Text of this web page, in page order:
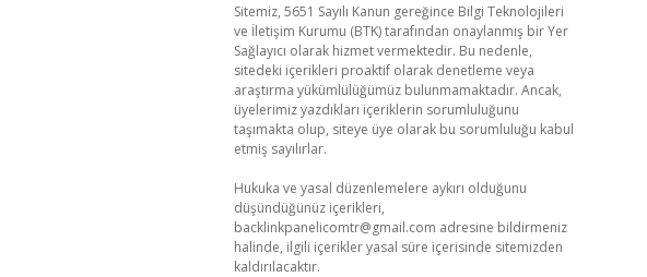
Sitemiz, 5651 Sayılı Kanun gereğince Bilgi Teknolojileri
ve İletişim Kurumu (BTK) tarafından onaylanmış bir Yer
Sağlayıcı olarak hizmet vermektedir. Bu nedenle,
sitedeki içerikleri proaktif olarak denetleme veya
araştırma yükümlülüğümüz bulunmamaktadır. Ancak,
üyelerimiz yazdıkları içeriklerin sorumluluğunu
taşımakta olup, siteye üye olarak bu sorumluluğu kabul
etmiş sayılırlar.
Hukuka ve yasal düzenlemelere aykırı olduğunu
düşündüğünüz içerikleri,
backlinkpanelicomtr@gmail.com adresine bildirmeniz
halinde, ilgili içerikler yasal süre içerisinde sitemizden
kaldırılacaktır.